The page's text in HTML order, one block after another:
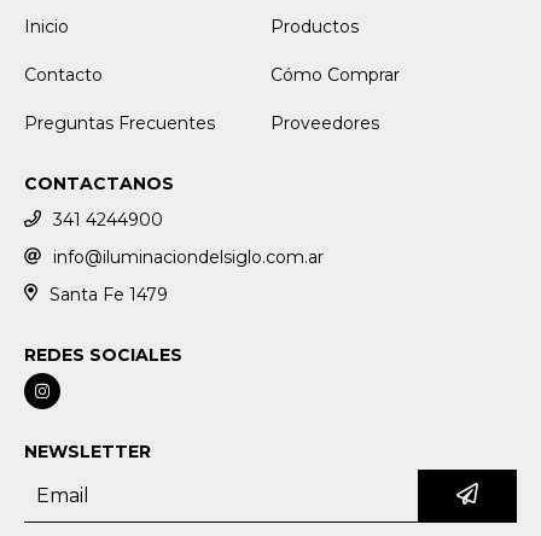
Inicio
Productos
Contacto Cómo Comprar
Preguntas Frecuentes Proveedores
CONTACTANOS
341 4244900
info@iluminaciondelsiglo.com.ar
Santa Fe 1479
REDES SOCIALES
NEWSLETTER